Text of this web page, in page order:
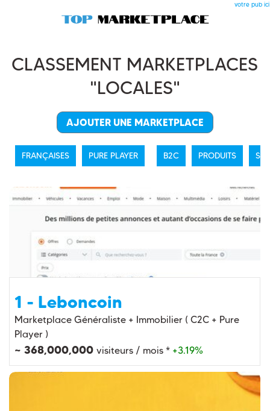
votre pub ici
CLASSEMENT MARKETPLACES
"LOCALES"
AJOUTER UNE MARKETPLACE
FRANÇAISES PURE PLAYER B2C PRODUITS
1 - Leboncoin
Marketplace Généraliste + Immobilier ( C2C + Pure
Player )
~ 368,000,000 visiteurs / mois * +3.19%